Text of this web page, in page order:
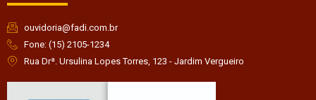
ouvidoria@fadi.com.br
Fone: (15) 2105-1234
Rua Drª. Ursulina Lopes Torres, 123 - Jardim Vergueiro